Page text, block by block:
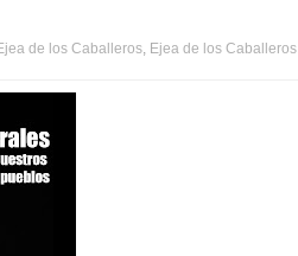
de los Caballeros, Ejea de los Caballeros